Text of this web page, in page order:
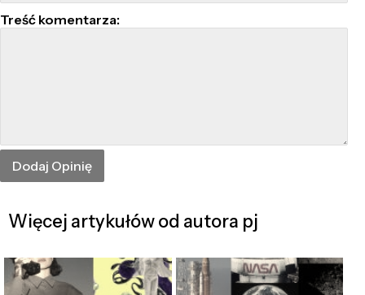
Treść komentarza:
Więcej artykułów od autora pj